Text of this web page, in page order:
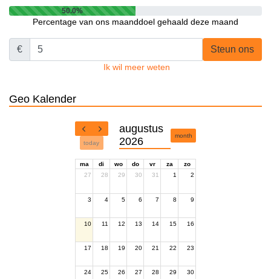
50.0%
Percentage van ons maanddoel gehaald deze maand
€ Steun ons
Ik wil meer weten
Geo Kalender
today
augustus
2026
month
ma di wo do vr za
zo
27
28 29 30 31 1 2
3 4 5 6 7 8 9
10 11 12 13 14 15 16
17 18 19 20 21 22 23
24 25 26 27 28 29 30